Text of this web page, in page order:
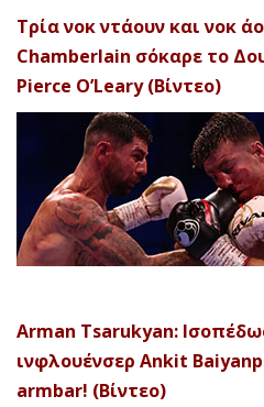
Τρία νοκ ντάουν και νοκ
Chamberlain σόκαρε το
Pierce O’Leary (Βίντεο)
Arman Tsarukyan:
ινφλουένσερ Ankit
armbar! (Βίντεο)